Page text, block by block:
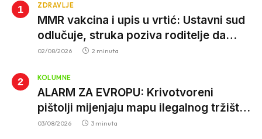
ZDRAVLJE
MMR vakcina i upis u vrtić: Ustavni sud
odlučuje, struka poziva roditelje da
vjeruju nauci
02/08/2026 2 minuta
KOLUMNE
ALARM ZA EVROPU: Krivotvoreni
pištolji mijenjaju mapu ilegalnog tržišta,
istrage ukazuju na proizvodnju van EU
03/08/2026 3 minuta